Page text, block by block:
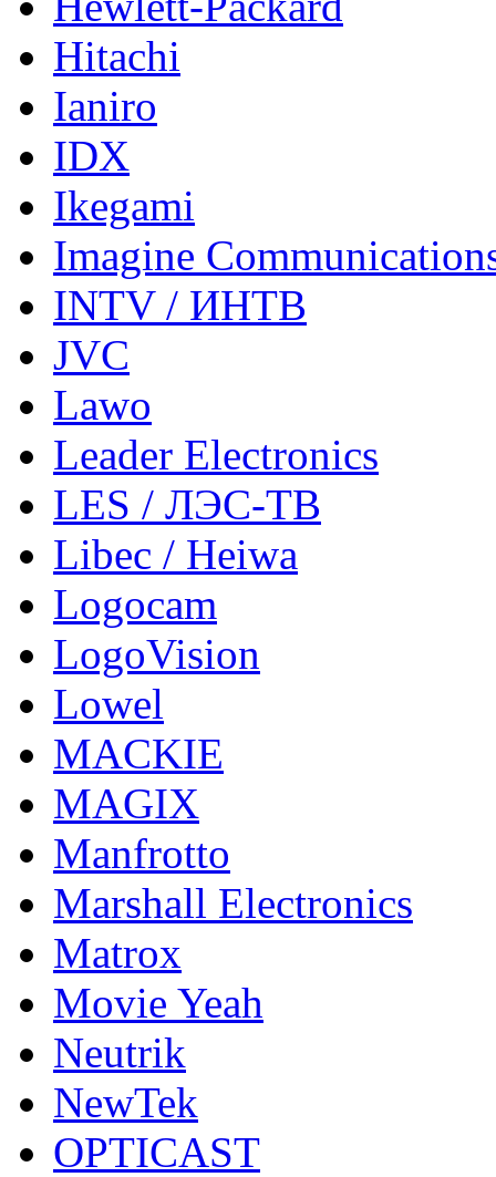
Hitachi
Ianiro
IDX
Ikegami
Imagine
INTV / ИНТВ
JVC
Lawo
Leader Electronics
LES / ЛЭС-ТВ
Libec / Heiwa
Logocam
LogoVision
Lowel
MACKIE
MAGIX
Manfrotto
Marshall Electronics
Matrox
Movie Yeah
Neutrik
NewTek
OPTICAST